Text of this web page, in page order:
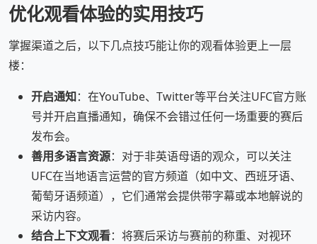
优化观看体验的实用技巧
掌握渠道之后，以下几点技巧能让你的观看体验更上一层
楼：
开启通知：在YouTube、Twitter等平台关注UFC官方账
号并开启直播通知，确保不会错过任何一场重要的赛后
发布会。
善用多语言资源：对于非英语母语的观众，可以关注
UFC在当地语言运营的官方频道（如中文、西班牙语、
葡萄牙语频道），它们通常会提供带字幕或本地解说的
采访内容。
结合上下文观看：将赛后采访与赛前的称重、对视环